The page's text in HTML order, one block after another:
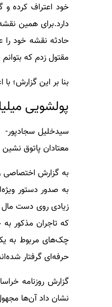
خود اعتراف کرده
دارد.برای همین
حادثه نقشه خود
مقتول زدم که
بنا بر این گزارش؛
پولشویی
سیدخلیل سجادپور-
معتادان پاتوق
به گزارش اختصاصی
به صدور دستور
زیادی روی دست مال
که تاجران مذکور
چک‌های مربوط به
حرفه‌ای گرفتار
گزارش روزنامه
نشان داد آن‌ها